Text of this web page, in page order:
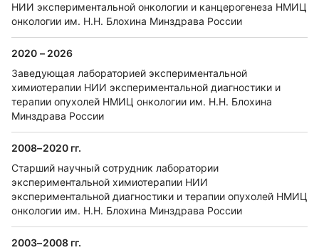
НИИ экспериментальной онкологии и канцерогенеза НМИЦ
онкологии им. Н.Н. Блохина Минздрава России
2020 – 2026
Заведующая лабораторией экспериментальной
химиотерапии НИИ экспериментальной диагностики и
терапии опухолей НМИЦ онкологии им. Н.Н. Блохина
Минздрава России
2008–2020 гг.
Старший научный сотрудник лаборатории
экспериментальной химиотерапии НИИ
экспериментальной диагностики и терапии опухолей НМИЦ
онкологии им. Н.Н. Блохина Минздрава России
2003–2008 гг.